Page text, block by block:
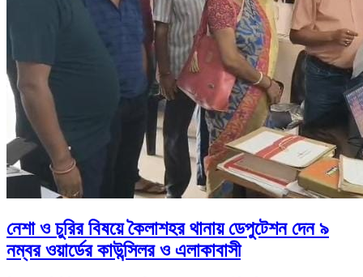
নেশা ও চুরির বিষয়ে কৈলাশহর থানায় ডেপুটেশন দেন ৯
নম্বর ওয়ার্ডের কাউন্সিলর ও এলাকাবাসী